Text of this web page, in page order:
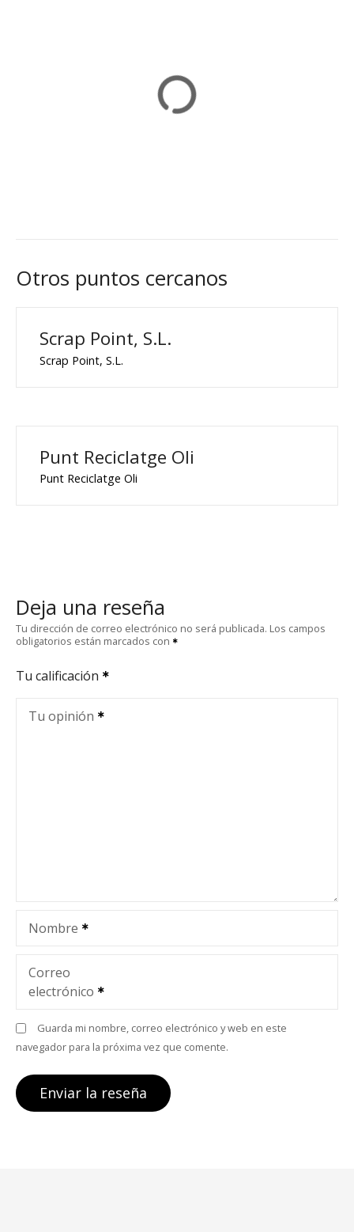
Otros puntos cercanos
Scrap Point, S.L.
Scrap Point, S.L.
Punt Reciclatge Oli
Punt Reciclatge Oli
Deja una reseña
Tu dirección de correo electrónico no será publicada. Los campos
obligatorios están marcados con
Tu calificación
Tu opinión
Nombre
Correo
electrónico
Guarda mi nombre, correo electrónico y web en este
navegador para la próxima vez que comente.